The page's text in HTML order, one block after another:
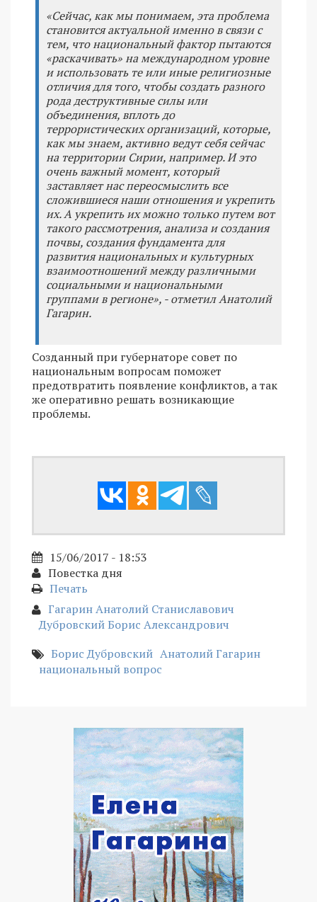
«Сейчас, как мы понимаем, эта проблема
становится актуальной именно в связи с
тем, что национальный фактор пытаются
«раскачивать» на международном уровне
и использовать те или иные религиозные
отличия для того, чтобы создать разного
рода деструктивные силы или
объединения, вплоть до
террористических организаций, которые,
как мы знаем, активно ведут себя сейчас
на территории Сирии, например. И это
очень важный момент, который
заставляет нас переосмыслить все
сложившиеся наши отношения и укрепить
их. А укрепить их можно только путем вот
такого рассмотрения, анализа и создания
почвы, создания фундамента для
развития национальных и культурных
взаимоотношений между различными
социальными и национальными
группами в регионе», - отметил Анатолий
Гагарин.
Созданный при губернаторе совет по
национальным вопросам поможет
предотвратить появление конфликтов, а так
же оперативно решать возникающие
проблемы.
15/06/2017 - 18:53
Повестка дня
Печать
Гагарин Анатолий Станиславович
Дубровский Борис Александрович
Борис Дубровский Анатолий Гагарин
национальный вопрос